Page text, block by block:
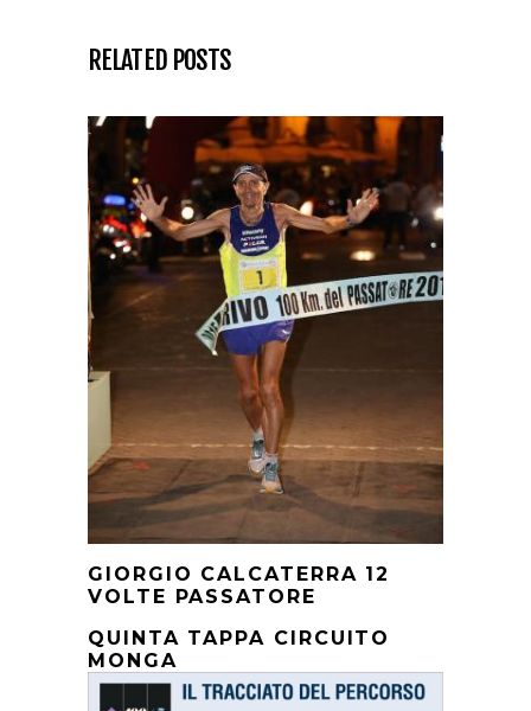
RELATED POSTS
GIORGIO CALCATERRA 12
VOLTE PASSATORE
QUINTA TAPPA CIRCUITO
MONGA